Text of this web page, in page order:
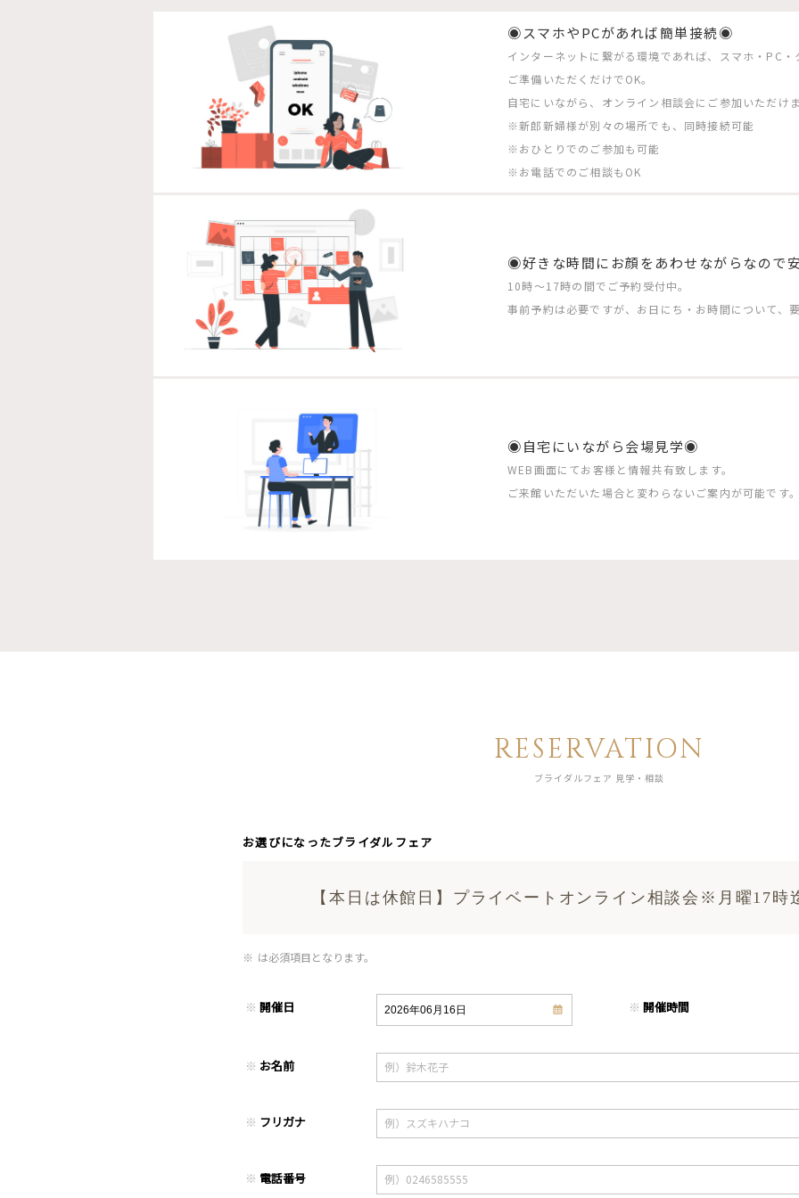
◉スマホやPCがあれば簡単接続◉
インターネットに繋がる環境であれば、スマホ・PC
ご準備いただくだけでOK。
自宅にいながら、オンライン相談会にご参加いただけ
※新郎新婦様が別々の場所でも、同時接続可能
※おひとりでのご参加も可能
※お電話でのご相談もOK
◉好きな時間にお顔をあわせながらなので
10時〜17時の間でご予約受付中。
事前予約は必要ですが、お日にち・お時間について、
◉自宅にいながら会場見学◉
WEB画面にてお客様と情報共有致します。
ご来館いただいた場合と変わらないご案内が可能です
RESERVATION
ブライダルフェア 見学・相談
お選びになったブライダルフェア
【本日は休館日】プライベートオンライン相談会※月曜17時
※ は必須項目となります。
※ 開催日 ※ 開催時間
※ お名前
※ フリガナ
※ 電話番号